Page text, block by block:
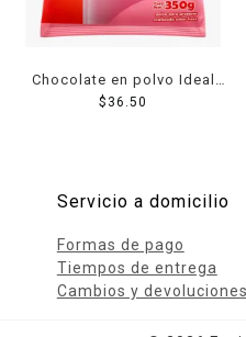
Chocolate en polvo Ideal
sabor fresa 350 g
$ 36.50
Servicio a domicilio
Formas de pago
Tiempos de entrega
Cambios y devoluciones